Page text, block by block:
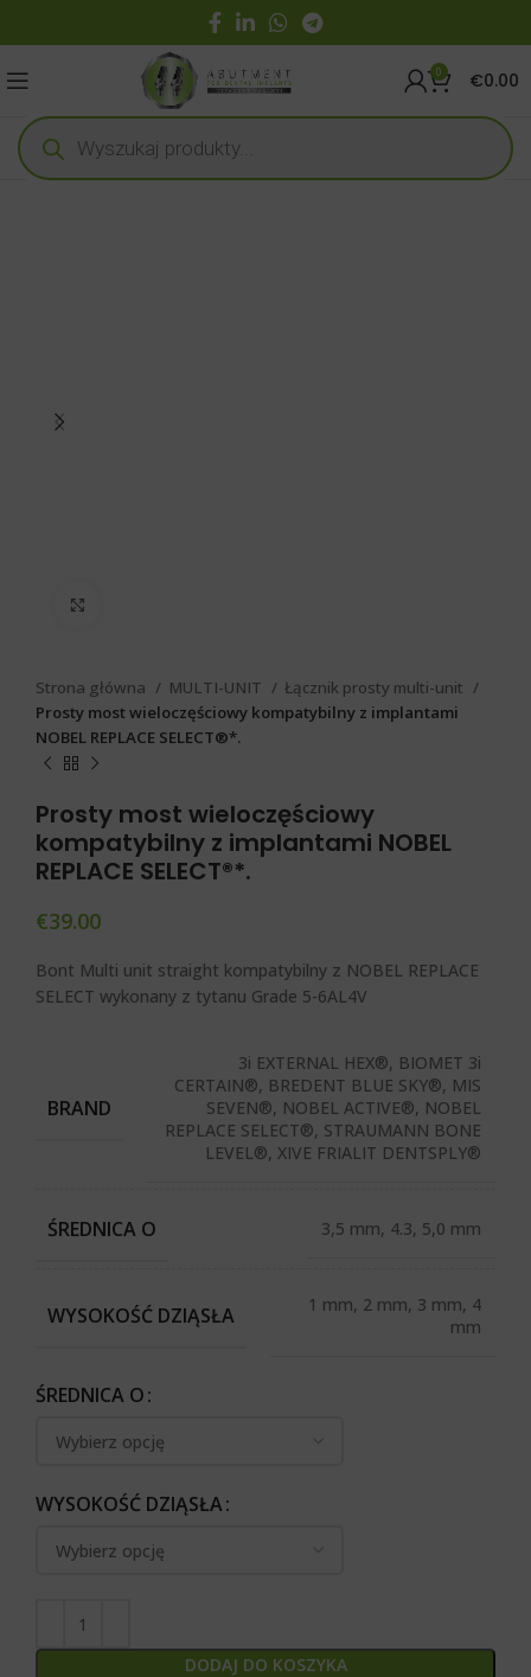
0 €0.00
Strona główna MULTI-UNIT
Łącznik prosty multi-unit
Prosty most wieloczęściowy kompatybilny z implantami
NOBEL REPLACE SELECT®*.
Prosty most wieloczęściowy
kompatybilny z implantami NOBEL
REPLACE SELECT®*.
€39.00
Bont Multi unit straight kompatybilny z NOBEL REPLACE
SELECT wykonany z tytanu Grade 5-6AL4V
BRAND
3i EXTERNAL HEX®, BIOMET 3i
CERTAIN®, BREDENT BLUE SKY®, MIS
SEVEN®, NOBEL ACTIVE®, NOBEL
REPLACE SELECT®, STRAUMANN BONE
LEVEL®, XIVE FRIALIT DENTSPLY®
ŚREDNICA O 3,5 mm, 4.3, 5,0 mm
WYSOKOŚĆ DZIĄSŁA
1 mm, 2 mm, 3 mm, 4
mm
ŚREDNICA O
WYSOKOŚĆ DZIĄSŁA
DODAJ DO KOSZYKA